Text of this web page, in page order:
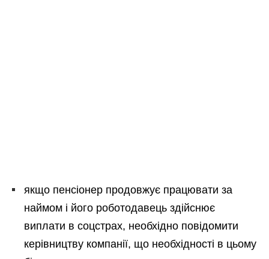
якщо пенсіонер продовжує працювати за
наймом і його роботодавець здійснює
виплати в соцстрах, необхідно повідомити
керівництву компанії, що необхідності в цьому